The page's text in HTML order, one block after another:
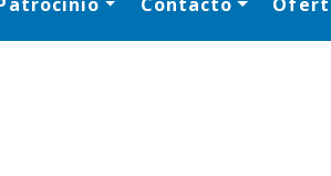
principal